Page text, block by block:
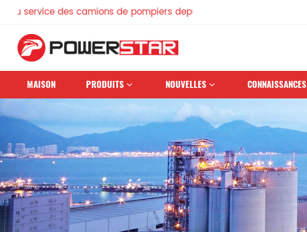
des camions de pompiers depuis 1990
MAISON PRODUITS NOUVELLES CONNAISSANCES